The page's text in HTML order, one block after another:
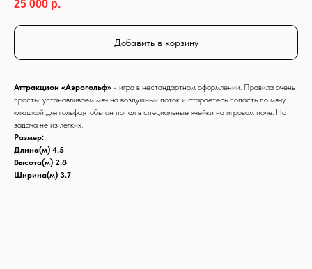
25 000 р.
Добавить в корзину
Аттракцион «Аэрогольф» - игра в нестандартном оформлении. Правила очень
просты: устанавливаем мяч на воздушный поток и стараетесь попасть по мячу
клюшкой для гольфа,чтобы он попал в специальные ячейки на игровом поле. Но
задача не из легких.
Размер:
Длина(м) 4.5
Высота(м) 2.8
Ширина(м) 3.7